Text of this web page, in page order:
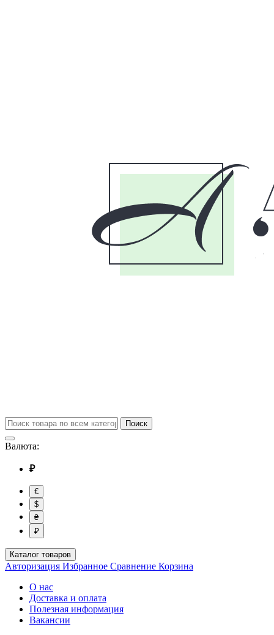
Поиск
Валюта:
₽
€
$
₴
₽
Каталог товаров
Авторизация Избранное Сравнение Корзина
О нас
Доставка и оплата
Полезная информация
Вакансии